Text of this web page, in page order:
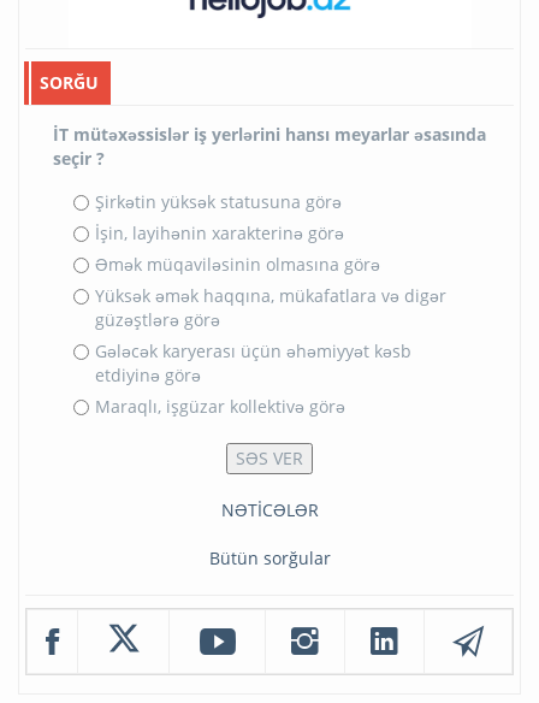
SORĞU
İT mütəxəssislər iş yerlərini hansı meyarlar əsasında
seçir ?
Şirkətin yüksək statusuna görə
İşin, layihənin xarakterinə görə
Əmək müqaviləsinin olmasına görə
Yüksək əmək haqqına, mükafatlara və digər
güzəştlərə görə
Gələcək karyerası üçün əhəmiyyət kəsb
etdiyinə görə
Maraqlı, işgüzar kollektivə görə
NƏTİCƏLƏR
Bütün sorğular